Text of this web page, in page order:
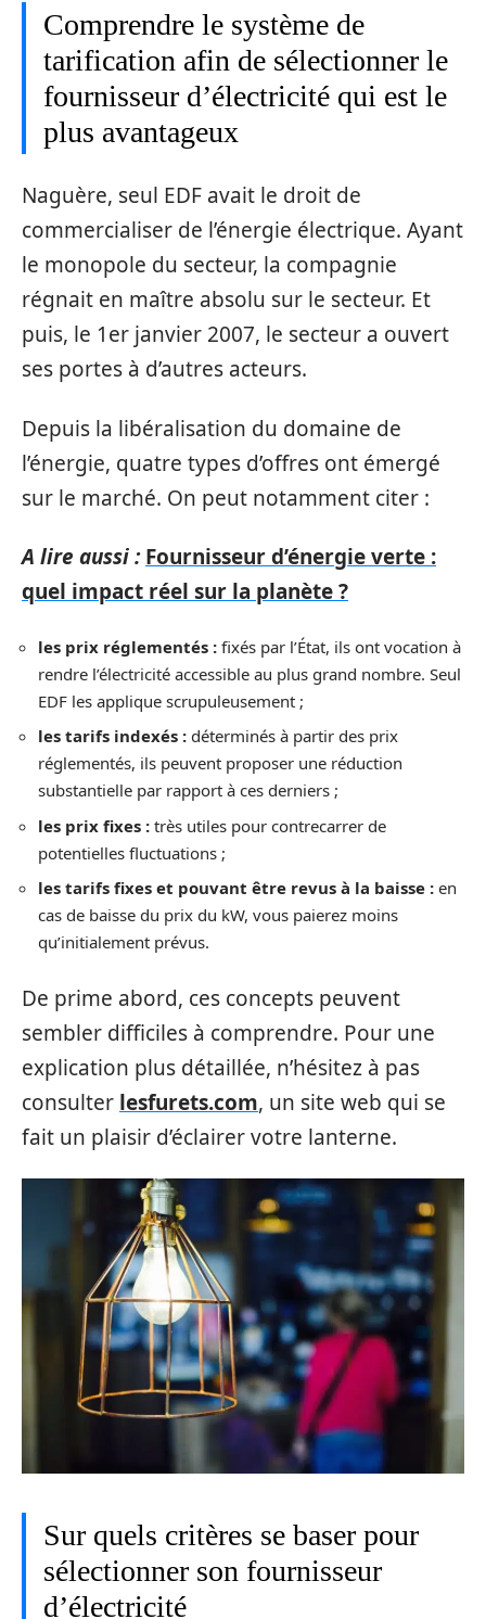
Comprendre le système de
tarification afin de sélectionner le
fournisseur d’électricité qui est le
plus avantageux
Naguère, seul EDF avait le droit de
commercialiser de l’énergie électrique. Ayant
le monopole du secteur, la compagnie
régnait en maître absolu sur le secteur. Et
puis, le 1er janvier 2007, le secteur a ouvert
ses portes à d’autres acteurs.
Depuis la libéralisation du domaine de
l’énergie, quatre types d’offres ont émergé
sur le marché. On peut notamment citer :
A lire aussi : Fournisseur d’énergie verte :
quel impact réel sur la planète ?
les prix réglementés : fixés par l’État, ils ont vocation à
rendre l’électricité accessible au plus grand nombre. Seul
EDF les applique scrupuleusement ;
les tarifs indexés : déterminés à partir des prix
réglementés, ils peuvent proposer une réduction
substantielle par rapport à ces derniers ;
les prix fixes : très utiles pour contrecarrer de
potentielles fluctuations ;
les tarifs fixes et pouvant être revus à la baisse : en
cas de baisse du prix du kW, vous paierez moins
qu’initialement prévus.
De prime abord, ces concepts peuvent
sembler difficiles à comprendre. Pour une
explication plus détaillée, n’hésitez à pas
consulter lesfurets.com, un site web qui se
fait un plaisir d’éclairer votre lanterne.
Sur quels critères se baser pour
sélectionner son fournisseur
d’électricité